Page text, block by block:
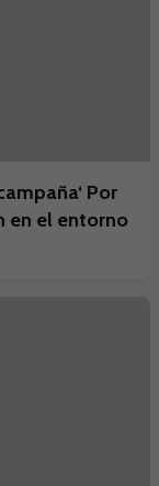
Por
en el entorno